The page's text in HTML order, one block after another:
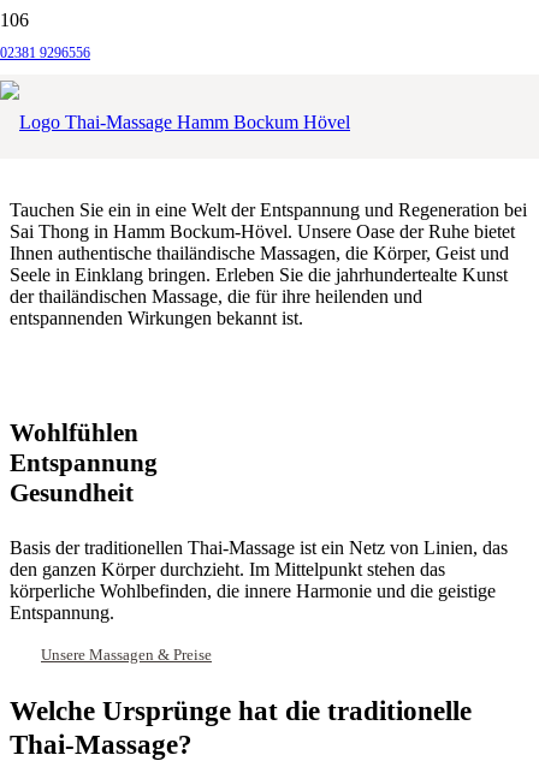
02381 9296556
Willkommen bei Sai Thong in Hamm –
Ihrem Rückzugsort für traditionelle
thailändische Massagen
Tauchen Sie ein in eine Welt der Entspannung und Regeneration bei
Sai Thong in Hamm Bockum-Hövel. Unsere Oase der Ruhe bietet
Ihnen authentische thailändische Massagen, die Körper, Geist und
Seele in Einklang bringen. Erleben Sie die jahrhundertealte Kunst
der thailändischen Massage, die für ihre heilenden und
entspannenden Wirkungen bekannt ist.
Wohlfühlen
Entspannung
Gesundheit
Basis der traditionellen Thai-Massage ist ein Netz von Linien, das
den ganzen Körper durchzieht. Im Mittelpunkt stehen das
körperliche Wohlbefinden, die innere Harmonie und die geistige
Entspannung.
Unsere Massagen & Preise
Welche Ursprünge hat die traditionelle
Thai-Massage?